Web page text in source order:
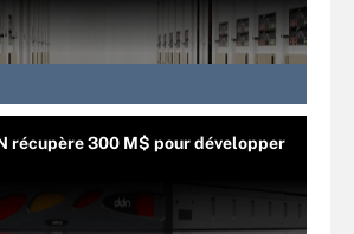
récupère 300 M$ pour développer